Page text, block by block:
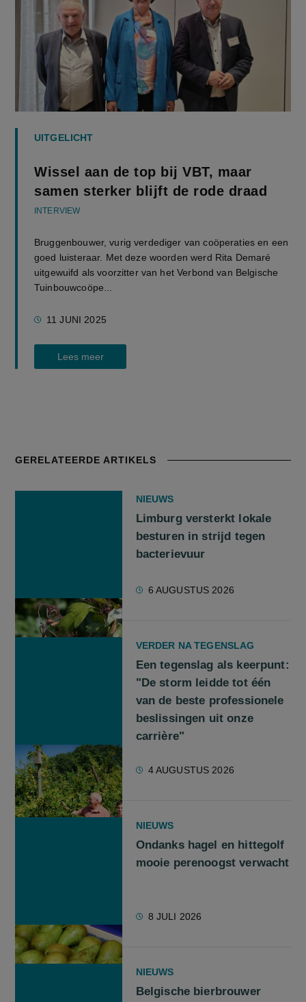
UITGELICHT
Wissel aan de top bij VBT, maar
samen sterker blijft de rode draad
INTERVIEW
Bruggenbouwer, vurig verdediger van coöperaties en een
goed luisteraar. Met deze woorden werd Rita Demaré
uitgewuifd als voorzitter van het Verbond van Belgische
Tuinbouwcoöpe...
11 JUNI 2025
Lees meer
GERELATEERDE ARTIKELS
NIEUWS
Limburg versterkt lokale
besturen in strijd tegen
bacterievuur
6 AUGUSTUS 2026
VERDER NA TEGENSLAG
Een tegenslag als keerpunt:
"De storm leidde tot één
van de beste professionele
beslissingen uit onze
carrière"
4 AUGUSTUS 2026
NIEUWS
Ondanks hagel en hittegolf
mooie perenoogst verwacht
8 JULI 2026
NIEUWS
Belgische bierbrouwer